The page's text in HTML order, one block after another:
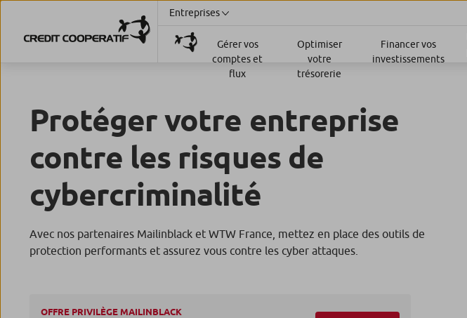
Entreprises
Gérer vos
comptes et
flux
Optimiser
votre
trésorerie
Financer vos
investissements
Protéger votre entreprise
contre les risques de
cybercriminalité
Avec nos partenaires Mailinblack et WTW France, mettez en place des outils de
protection performants et assurez vous contre les cyber attaques.
OFFRE PRIVILÈGE MAILINBLACK